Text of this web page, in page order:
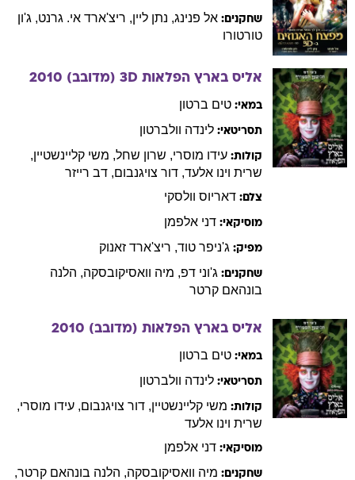
שחקנים: אל פנינג, נתן ליין, ריצ'ארד אי. גרנט, ג'ון
טורטורו
אליס בארץ הפלאות 3D (מדובב) 2010
במאי: טים ברטון
תסריטאי: לינדה וולברטון
קולות: עידו מוסרי, שרון שחל, משי קליינשטיין,
שרית וינו אלעד, דור צויגנבום, דב רייזר
צלם: דאריוס וולסקי
מוסיקאי: דני אלפמן
מפיק: ג'ניפר טוד, ריצ'ארד זאנוק
שחקנים: ג'וני דפ, מיה וואסיקובסקה, הלנה
בונהאם קרטר
אליס בארץ הפלאות (מדובב) 2010
במאי: טים ברטון
תסריטאי: לינדה וולברטון
קולות: משי קליינשטיין, דור צויגנבום, עידו מוסרי,
שרית וינו אלעד
מוסיקאי: דני אלפמן
שחקנים: מיה וואסיקובסקה, הלנה בונהאם קרטר,